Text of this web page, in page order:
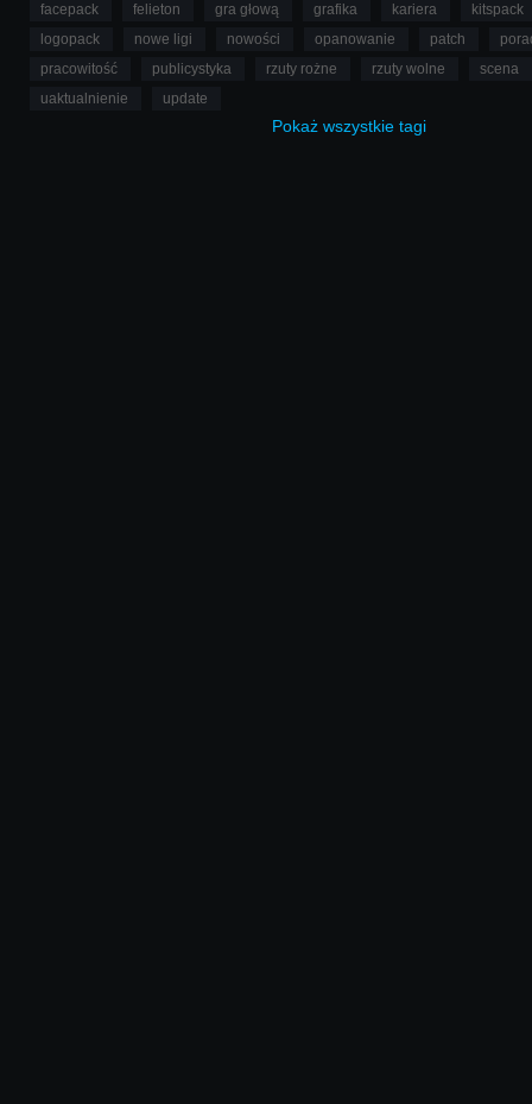
facepack
felieton gra głową grafika kariera
kitspack
logopack
nowe ligi nowości opanowanie patch
pracowitość
publicystyka rzuty rożne rzuty wolne
scena
uaktualnienie
update
Pokaż wszystkie tagi